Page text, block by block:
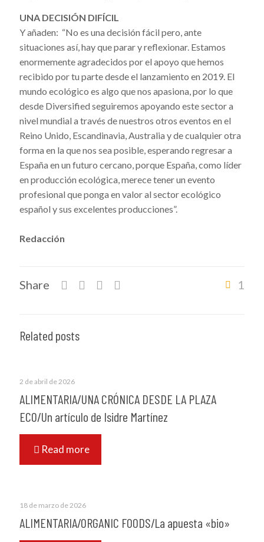
UNA DECISIÓN DIFÍCIL
Y añaden: “No es una decisión fácil pero, ante
situaciones así, hay que parar y reflexionar. Estamos
enormemente agradecidos por el apoyo que hemos
recibido por tu parte desde el lanzamiento en 2019. El
mundo ecológico es algo que nos apasiona, por lo que
desde Diversified seguiremos apoyando este sector a
nivel mundial a través de nuestros otros eventos en el
Reino Unido, Escandinavia, Australia y de cualquier otra
forma en la que nos sea posible, esperando regresar a
España en un futuro cercano, porque España, como líder
en producción ecológica, merece tener un evento
profesional que ponga en valor al sector ecológico
español y sus excelentes producciones”.
Redacción
Share 1
Related posts
2 de abril de 2026
ALIMENTARIA/UNA CRÓNICA DESDE LA PLAZA
ECO/Un artículo de Isidre Martínez
Read more
18 de marzo de 2026
ALIMENTARIA/ORGANIC FOODS/La apuesta «bio»